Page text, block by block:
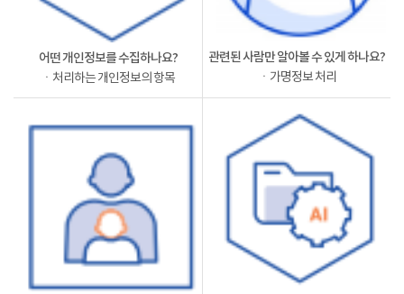
어떤 개인정보를 수집하나요?
ㆍ처리하는 개인정보의 항목
관련된 사람만 알아볼 수 있게 하나요?
ㆍ가명정보 처리